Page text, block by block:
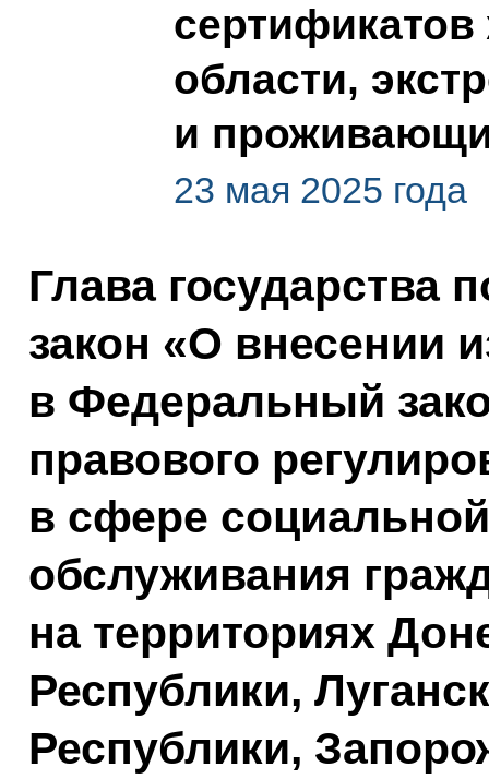
области,
и
23 мая 2025 года
Глава государства
закон «О внесении
в Федеральный
правового
в сфере
обслуживания
на территориях
Республики,
Республики,